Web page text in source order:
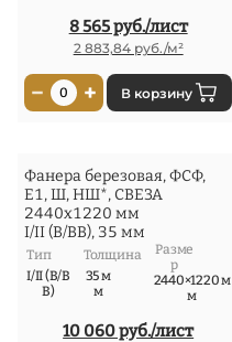
8 565 руб./лист
2 883,84 руб./м²
− 0 + В корзину
Фанера березовая, ФСФ,
Е1, Ш, НШ*, СВЕЗА
2440x1220 мм
I/II (В/ВВ), 35 мм
Тип
I/II (В/В
В)
Толщина
35 м
м
Разме
р
2440×1220 м
м
10 060 руб./лист